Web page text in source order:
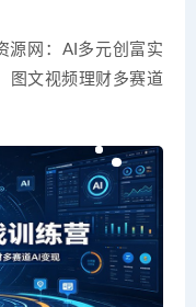
源网：AI多元创富实
图文视频理财多赛道